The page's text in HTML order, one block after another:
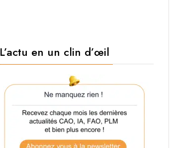
L’actu en un clin d’œil